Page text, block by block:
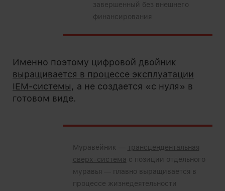
завершенный без внешнего
финансирования
Именно поэтому цифровой двойник
выращивается в процессе эксплуатации
IEM-системы, а не создается «с нуля» в
готовом виде.
Муравейник — трансцендентальная
сверх-система с позиции отдельного
муравья — плавно выращивается в
процессе жизнедеятельности